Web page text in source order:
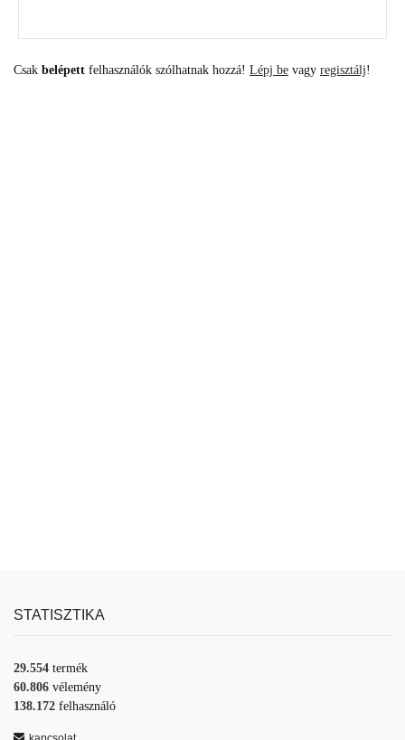
Csak belépett felhasználók szólhatnak hozzá! Lépj be vagy regisztálj!
STATISZTIKA
29.554 termék
60.806 vélemény
138.172 felhasználó